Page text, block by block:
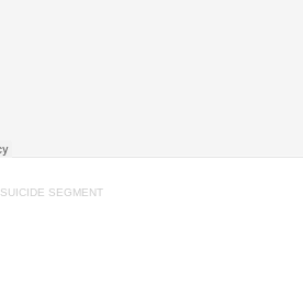
SUICIDE SEGMENT